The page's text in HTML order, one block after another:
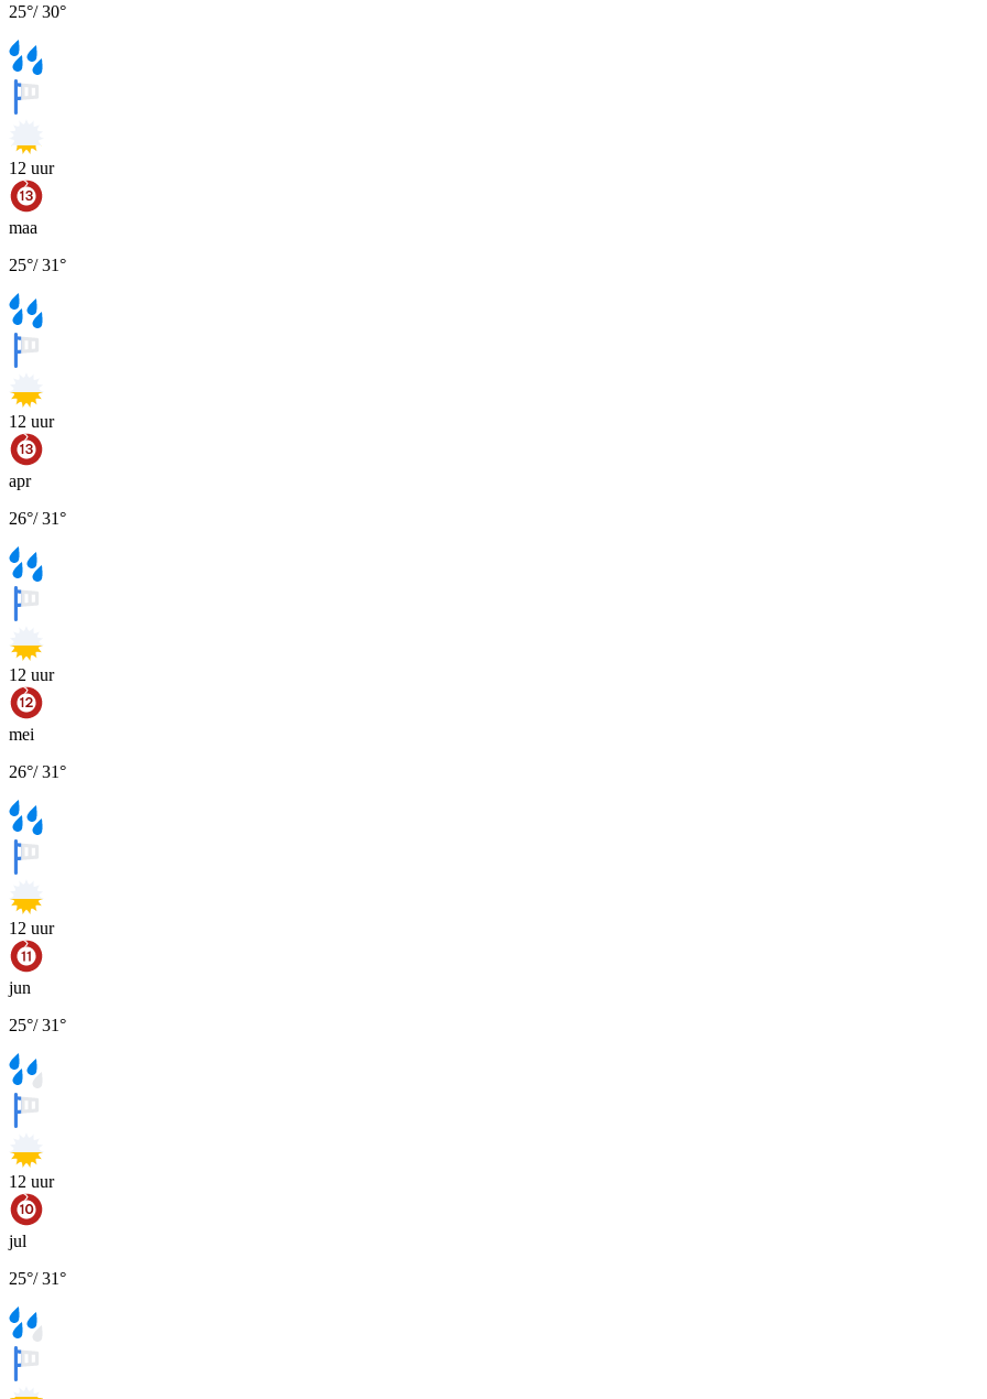
25°/30°
12 uur
maa
25°/31°
12 uur
apr
26°/31°
12 uur
mei
26°/31°
12 uur
jun
25°/31°
12 uur
jul
25°/31°